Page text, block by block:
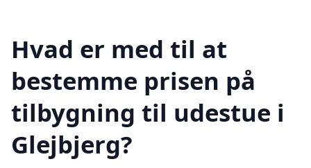
Hvad er med til at
bestemme prisen på
tilbygning til udestue i
Glejbjerg?